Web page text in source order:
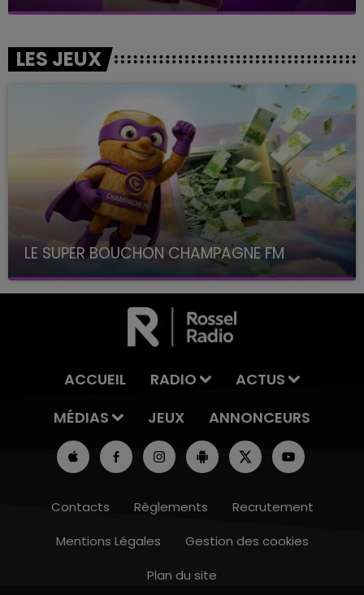
10h00 - 14h00
LES JEUX
LE SUPER BOUCHON CHAMPAGNE FM
avec La Famille Champagne FM, à 8H10
ACCUEIL RADIO
ACTUS
MÉDIAS
JEUX ANNONCEURS
Contacts Règlements
Recrutement
Mentions Légales
Gestion des cookies
Plan du site